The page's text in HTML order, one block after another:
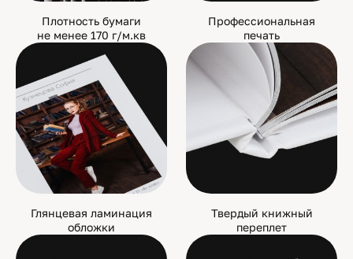
Плотность бумаги
не менее 170 г/м.кв
Профессиональная
печать
Глянцевая ламинация
обложки
Твердый книжный
переплет